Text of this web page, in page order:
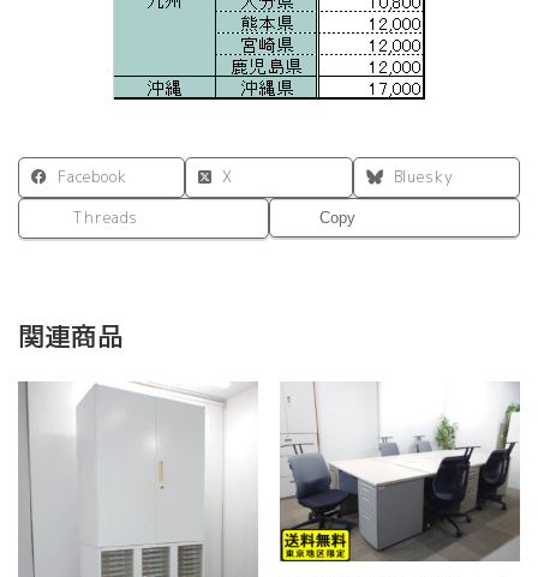
Facebook X
Bluesky
Threads
Copy
関連商品